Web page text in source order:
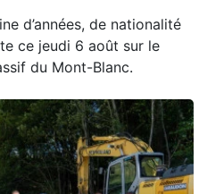
d’années, de nationalité
ce jeudi 6 août sur le
du Mont-Blanc.